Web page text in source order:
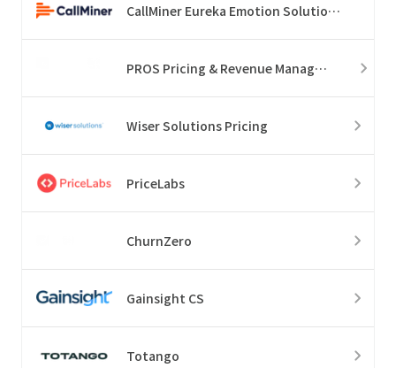
CallMiner Eureka Emotion Solution Suite
PROS Pricing & Revenue Management
Wiser Solutions Pricing
PriceLabs
ChurnZero
Gainsight CS
Totango